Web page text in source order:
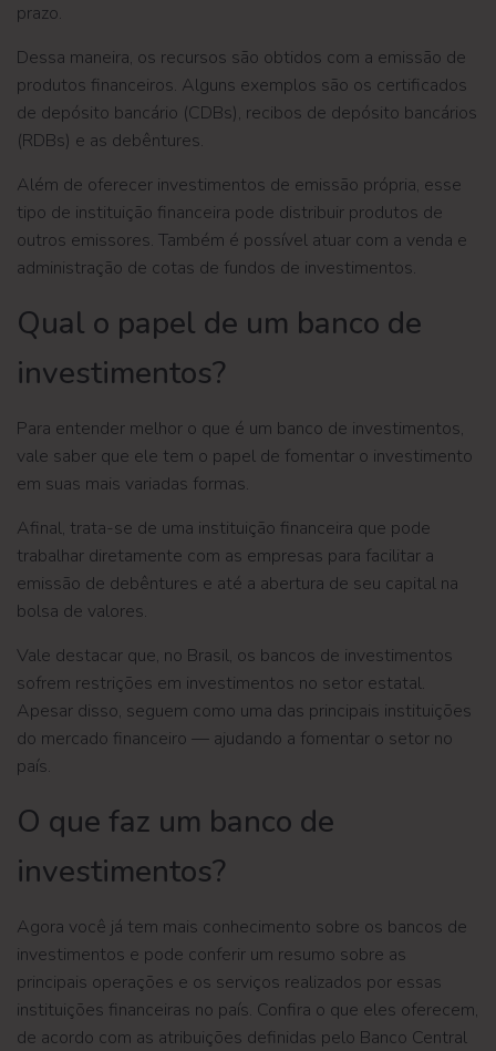
prazo.
Dessa maneira, os recursos são obtidos com a emissão de
produtos financeiros. Alguns exemplos são os certificados
de depósito bancário (CDBs), recibos de depósito bancários
(RDBs) e as debêntures.
Além de oferecer investimentos de emissão própria, esse
tipo de instituição financeira pode distribuir produtos de
outros emissores. Também é possível atuar com a venda e
administração de cotas de fundos de investimentos.
Qual o papel de um banco de
investimentos?
Para entender melhor o que é um banco de investimentos,
vale saber que ele tem o papel de fomentar o investimento
em suas mais variadas formas.
Afinal, trata-se de uma instituição financeira que pode
trabalhar diretamente com as empresas para facilitar a
emissão de debêntures e até a abertura de seu capital na
bolsa de valores.
Vale destacar que, no Brasil, os bancos de investimentos
sofrem restrições em investimentos no setor estatal.
Apesar disso, seguem como uma das principais instituições
do mercado financeiro — ajudando a fomentar o setor no
país.
O que faz um banco de
investimentos?
Agora você já tem mais conhecimento sobre os bancos de
investimentos e pode conferir um resumo sobre as
principais operações e os serviços realizados por essas
instituições financeiras no país. Confira o que eles oferecem,
de acordo com as atribuições definidas pelo Banco Central